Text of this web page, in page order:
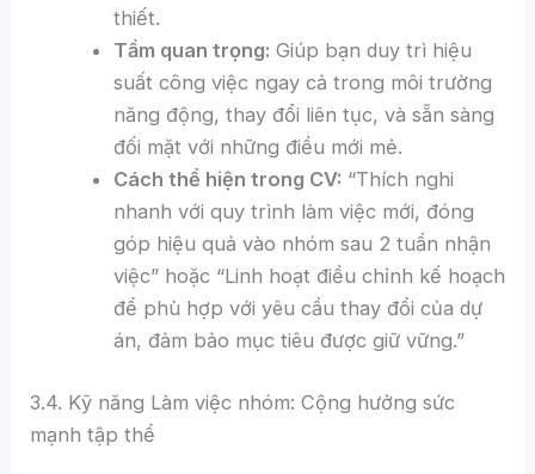
thiết.
Tầm quan trọng: Giúp bạn duy trì hiệu
suất công việc ngay cả trong môi trường
năng động, thay đổi liên tục, và sẵn sàng
đối mặt với những điều mới mẻ.
Cách thể hiện trong CV: “Thích nghi
nhanh với quy trình làm việc mới, đóng
góp hiệu quả vào nhóm sau 2 tuần nhận
việc” hoặc “Linh hoạt điều chỉnh kế hoạch
để phù hợp với yêu cầu thay đổi của dự
án, đảm bảo mục tiêu được giữ vững.”
3.4. Kỹ năng Làm việc nhóm: Cộng hưởng sức
mạnh tập thể